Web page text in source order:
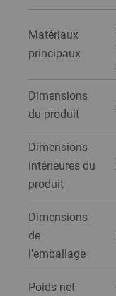
Matériaux
principaux
Dimensions
du produit
Dimensions
intérieures du
produit
Dimensions
de
l'emballage
Poids net